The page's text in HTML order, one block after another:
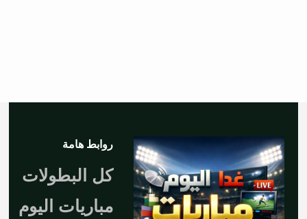
روابط هامة
كل البطولات
مباريات اليوم